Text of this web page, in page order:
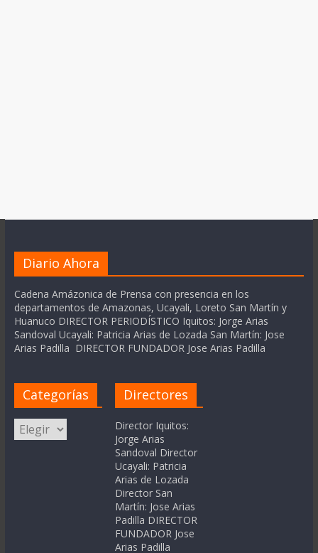
Diario Ahora
Cadena Amázonica de Prensa con presencia en los
departamentos de Amazonas, Ucayali, Loreto San Martín y
Huanuco DIRECTOR PERIODÍSTICO Iquitos: Jorge Arias
Sandoval Ucayali: Patricia Arias de Lozada San Martín: Jose
Arias Padilla DIRECTOR FUNDADOR Jose Arias Padilla
Categorías
Categorías
Directores
Director Iquitos:
Jorge Arias
Sandoval Director
Ucayali: Patricia
Arias de Lozada
Director San
Martín: Jose Arias
Padilla DIRECTOR
FUNDADOR Jose
Arias Padilla